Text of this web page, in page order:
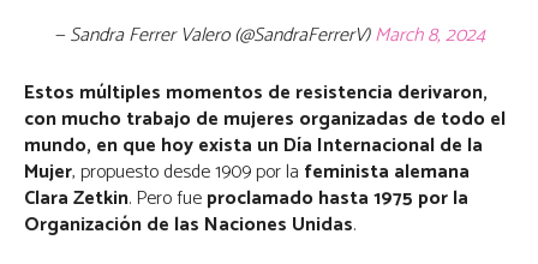
— Sandra Ferrer Valero (@SandraFerrerV)March 8, 2024
Estos múltiples momentos de resistencia derivaron,
con mucho trabajo de mujeres organizadas de todo el
mundo, en que hoy exista un Día Internacional de la
Mujer, propuesto desde 1909 por la feminista alemana
Clara Zetkin. Pero fueproclamado hasta 1975 por la
Organización de las Naciones Unidas.